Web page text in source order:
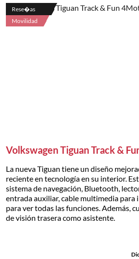
Rese�as
Movilidad
Volkswagen Tiguan Track &
La nueva Tiguan tiene un diseño
reciente en tecnología en su interior.
sistema de navegación, Bluetooth,
entrada auxiliar, cable multimedia para
para ver todas las funciones. Además,
de visión trasera como asistente.